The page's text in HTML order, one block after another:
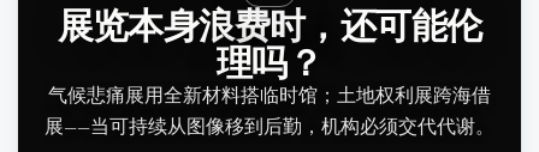
展览本身浪费时，还可能伦
理吗？
气候悲痛展用全新材料搭临时馆；土地权利展跨海借
展——当可持续从图像移到后勤，机构必须交代代谢。